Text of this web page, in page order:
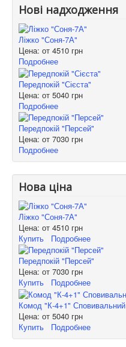
Нові надходження
Ліжко "Соня-7А"
Цена: от 4510 грн
Подробнее
Передпокій "Сієста"
Цена: от 5040 грн
Подробнее
Передпокій "Персей"
Цена: от 7030 грн
Подробнее
Нова ціна
Ліжко "Соня-7А"
Цена: от 4510 грн
Купить
Подробнее
Передпокій "Персей"
Цена: от 7030 грн
Купить
Подробнее
Комод "К-4+1" Сповивальний
Цена: от 5040 грн
Купить
Подробнее